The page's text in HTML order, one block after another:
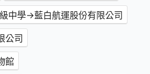
中學→藍白航運股份有限公司
公司
館